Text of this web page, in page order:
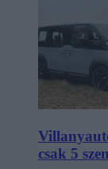
csak 5